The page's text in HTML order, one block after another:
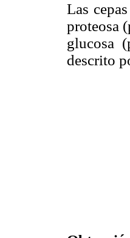
Las
proteosa
glucosa
descrito